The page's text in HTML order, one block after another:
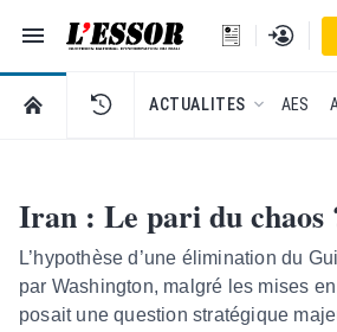
Navigation
L'Essor - retour à la une
Se
RETOUR À LA PAGE D’ACCUEIL DE L'ESSOR
ACTUALITES AES
Iran : Le pari du chaos
L’hypothèse d’une élimination du
par Washington, malgré les mises
posait une question stratégique